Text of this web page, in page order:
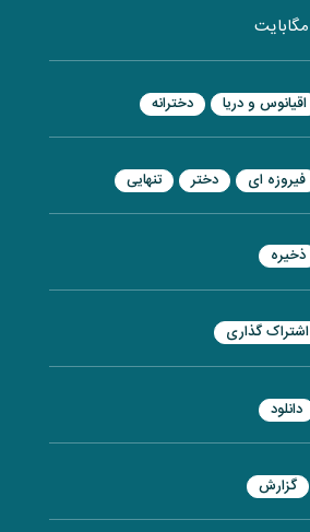
اقیانوس و دریا دخترانه
فیروزه ای دختر تنهایی
ذخیره
اشتراک گذاری
دانلود
گزارش